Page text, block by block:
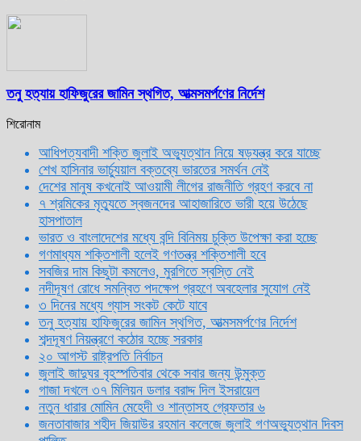
তনু হত্যায় হাফিজুরের জামিন স্থগিত, আত্মসমর্পণের নির্দেশ
শিরোনাম
আধিপত্যবাদী শক্তি জুলাই অভ্যুত্থান নিয়ে ষড়যন্ত্র করে যাচ্ছে
শেখ হাসিনার ভার্চ্যুয়াল বক্তব্যে ভারতের সমর্থন নেই
দেশের মানুষ কখনোই আওয়ামী লীগের রাজনীতি গ্রহণ করবে না
৭ শ্রমিকের মৃত্যুতে স্বজনদের আহাজারিতে ভারী হয়ে উঠেছে
হাসপাতাল
ভারত ও বাংলাদেশের মধ্যে বন্দি বিনিময় চুক্তি উপেক্ষা করা হচ্ছে
গণমাধ্যম শক্তিশালী হলেই গণতন্ত্র শক্তিশালী হবে
সবজির দাম কিছুটা কমলেও, মুরগিতে স্বস্তি নেই
নদীদূষণ রোধে সমন্বিত পদক্ষেপ গ্রহণে অবহেলার সুযোগ নেই
৩ দিনের মধ্যে গ্যাস সংকট কেটে যাবে
তনু হত্যায় হাফিজুরের জামিন স্থগিত, আত্মসমর্পণের নির্দেশ
শব্দদূষণ নিয়ন্ত্রণে কঠোর হচ্ছে সরকার
২০ আগস্ট রাষ্ট্রপতি নির্বাচন
জুলাই জাদুঘর বৃহস্পতিবার থেকে সবার জন্য উন্মুক্ত
গাজা দখলে ৩৭ মিলিয়ন ডলার বরাদ্দ দিল ইসরায়েল
নতুন ধারার মোমিন মেহেদী ও শান্তাসহ গ্রেফতার ৬
জনতাবাজার শহীদ জিয়াউর রহমান কলেজে জুলাই গণঅভ্যুত্থান দিবস